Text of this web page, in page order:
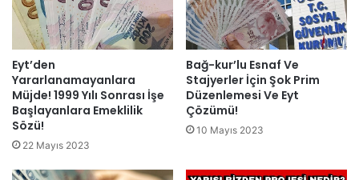
Eyt’den
Yararlanamayanlara
Müjde! 1999 Yılı Sonrası İşe
Başlayanlara Emeklilik
Sözü!
22 Mayıs 2023
Bağ-kur’lu Esnaf Ve
Stajyerler İçin Şok Prim
Düzenlemesi Ve Eyt
Çözümü!
10 Mayıs 2023